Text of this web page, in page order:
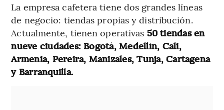
La empresa cafetera tiene dos grandes líneas
de negocio: tiendas propias y distribución.
Actualmente, tienen operativas 50 tiendas en
nueve ciudades: Bogotá, Medellín, Cali,
Armenia, Pereira, Manizales, Tunja, Cartagena
y Barranquilla.